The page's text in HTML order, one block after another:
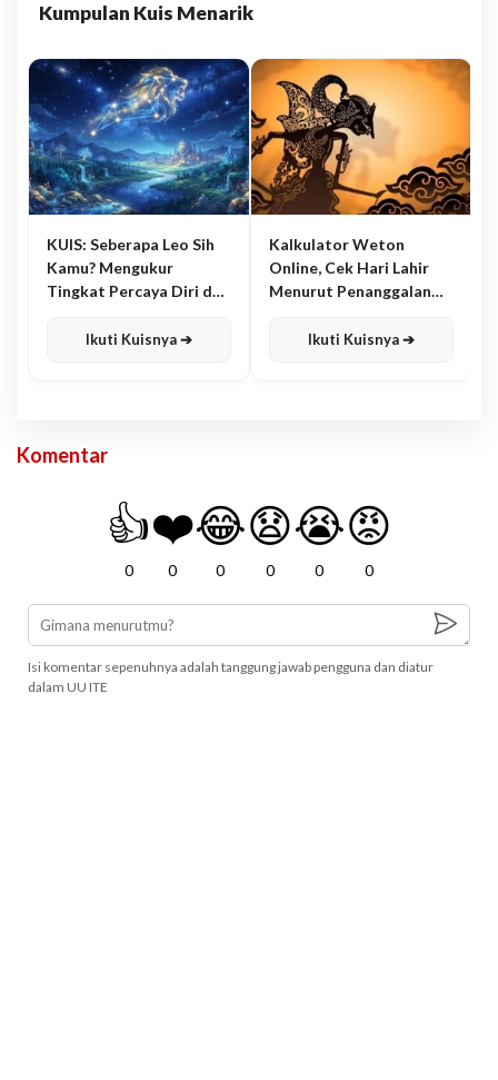
Kumpulan Kuis Menarik
KUIS: Seberapa Leo Sih
Kamu? Mengukur
Tingkat Percaya Diri dan
Ikuti Kuisnya ➔
Kalkulator Weton
Online, Cek Hari Lahir
Menurut Penanggalan
Ikuti Kuisnya ➔
Komentar
👍
0
❤️
0
😂
0
😧
0
😭
0
😡
0
Isi komentar sepenuhnya adalah tanggung jawab pengguna dan diatur
dalam UU ITE